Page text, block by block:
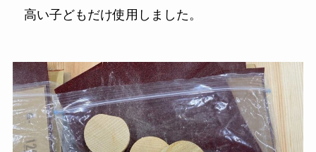
高い子どもだけ使用しました。